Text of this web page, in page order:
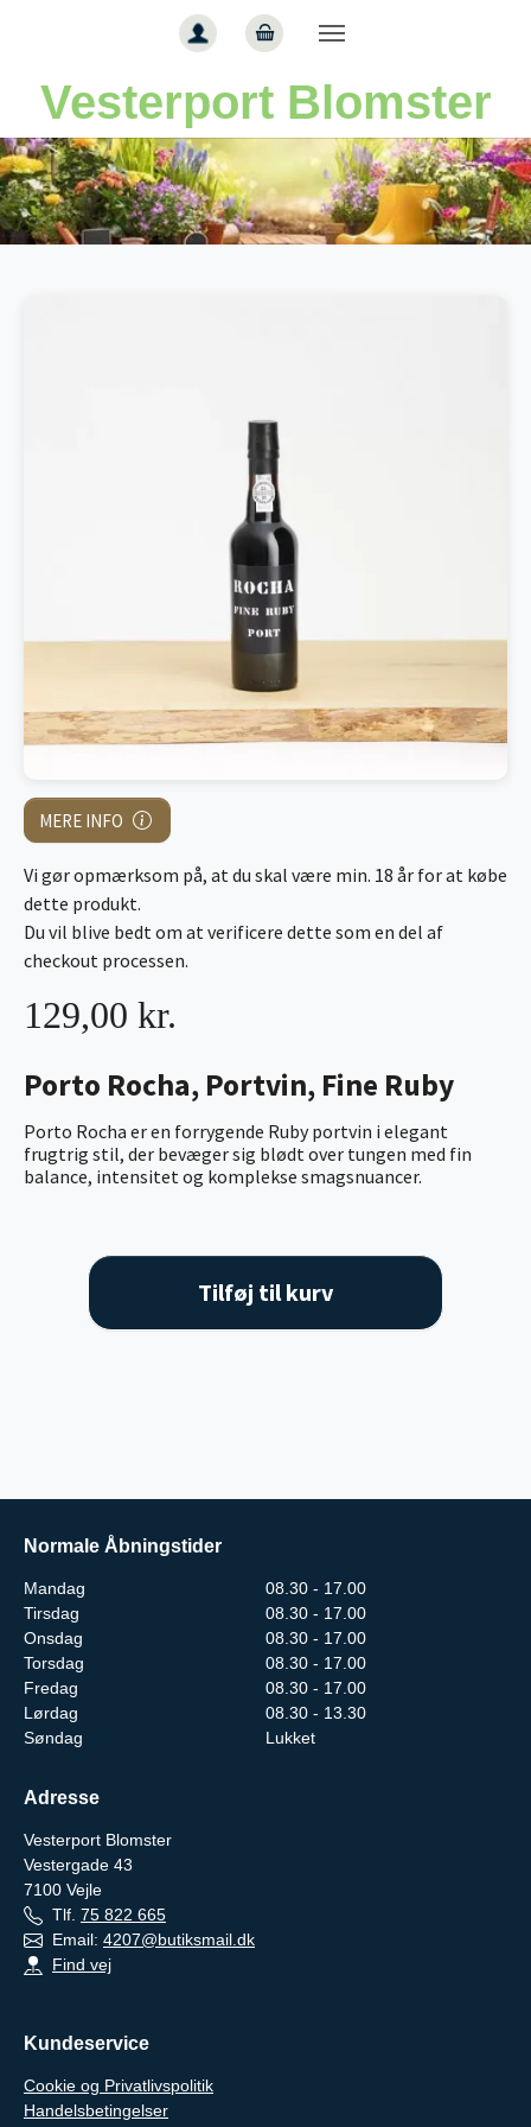
Vesterport Blomster
MERE INFO
Porto Rocha, Portvin, Fine Ruby
Porto Rocha er en forrygende Ruby portvin i elegant
frugtrig stil, der bevæger sig blødt over tungen med fin
balance, intensitet og komplekse smagsnuancer.
129,00 kr.
Vi gør opmærksom på, at du skal være min. 18 år for at købe
dette produkt.
Du vil blive bedt om at verificere dette som en del af
checkout processen.
Tilføj til kurv
Normale Åbningstider
Mandag
08.30 - 17.00
Tirsdag
08.30 - 17.00
Onsdag
08.30 - 17.00
Torsdag
08.30 - 17.00
Fredag
08.30 - 17.00
Lørdag
08.30 - 13.30
Søndag
Lukket
Adresse
Vesterport Blomster
Vestergade 43
7100 Vejle
Tlf. 75 822 665
Email: 4207@butiksmail.dk
Find vej
Kundeservice
Cookie og Privatlivspolitik
Handelsbetingelser